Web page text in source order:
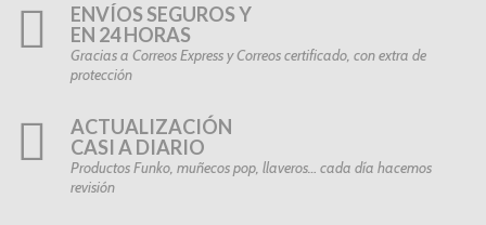
ENVÍOS SEGUROS Y
EN 24 HORAS
Gracias a Correos Express y Correos certificado, con extra de
protección
ACTUALIZACIÓN
CASI A DIARIO
Productos Funko, muñecos pop, llaveros… cada día hacemos
revisión